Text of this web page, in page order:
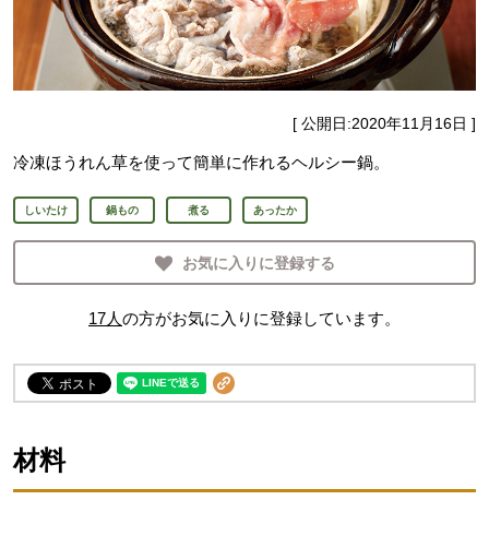
[ 公開日:2020年11月16日 ]
冷凍ほうれん草を使って簡単に作れるヘルシー鍋。
しいたけ 鍋もの 煮る あったか
お気に入りに登録する
17人の方がお気に入りに登録しています。
材料